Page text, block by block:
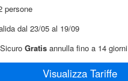
persone
dal 23/05 al 19/09
Gratis annulla fino a 14 giorni
Visualizza Tariffe